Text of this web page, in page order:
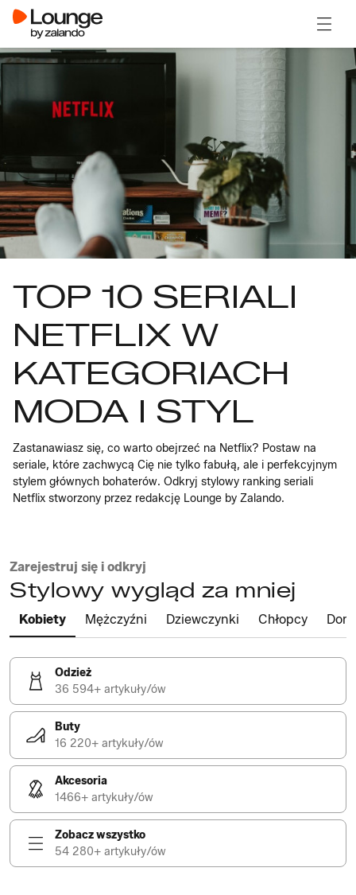
TOP 10 SERIALI
NETFLIX W
KATEGORIACH
MODA I STYL
Zastanawiasz się, co warto obejrzeć na Netflix? Postaw na
seriale, które zachwycą Cię nie tylko fabułą, ale i perfekcyjnym
stylem głównych bohaterów. Odkryj stylowy ranking seriali
Netflix stworzony przez redakcję Lounge by Zalando.
Zarejestruj się i odkryj
Stylowy wygląd za mniej
Kobiety Mężczyźni Dziewczynki Chłopcy Dom
Odzież
36 594+ artykuły/ów
Buty
16 220+ artykuły/ów
Akcesoria
1466+ artykuły/ów
Zobacz wszystko
54 280+ artykuły/ów